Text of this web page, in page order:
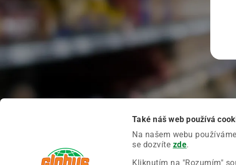
Také náš web používá
Na našem webu
se dozvíte zde.
Kliknutím na "Rozumím"